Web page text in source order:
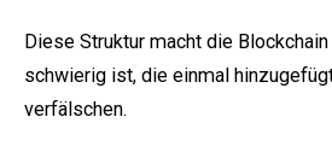
Diese Struktur macht die
schwierig ist, die einmal
verfälschen.